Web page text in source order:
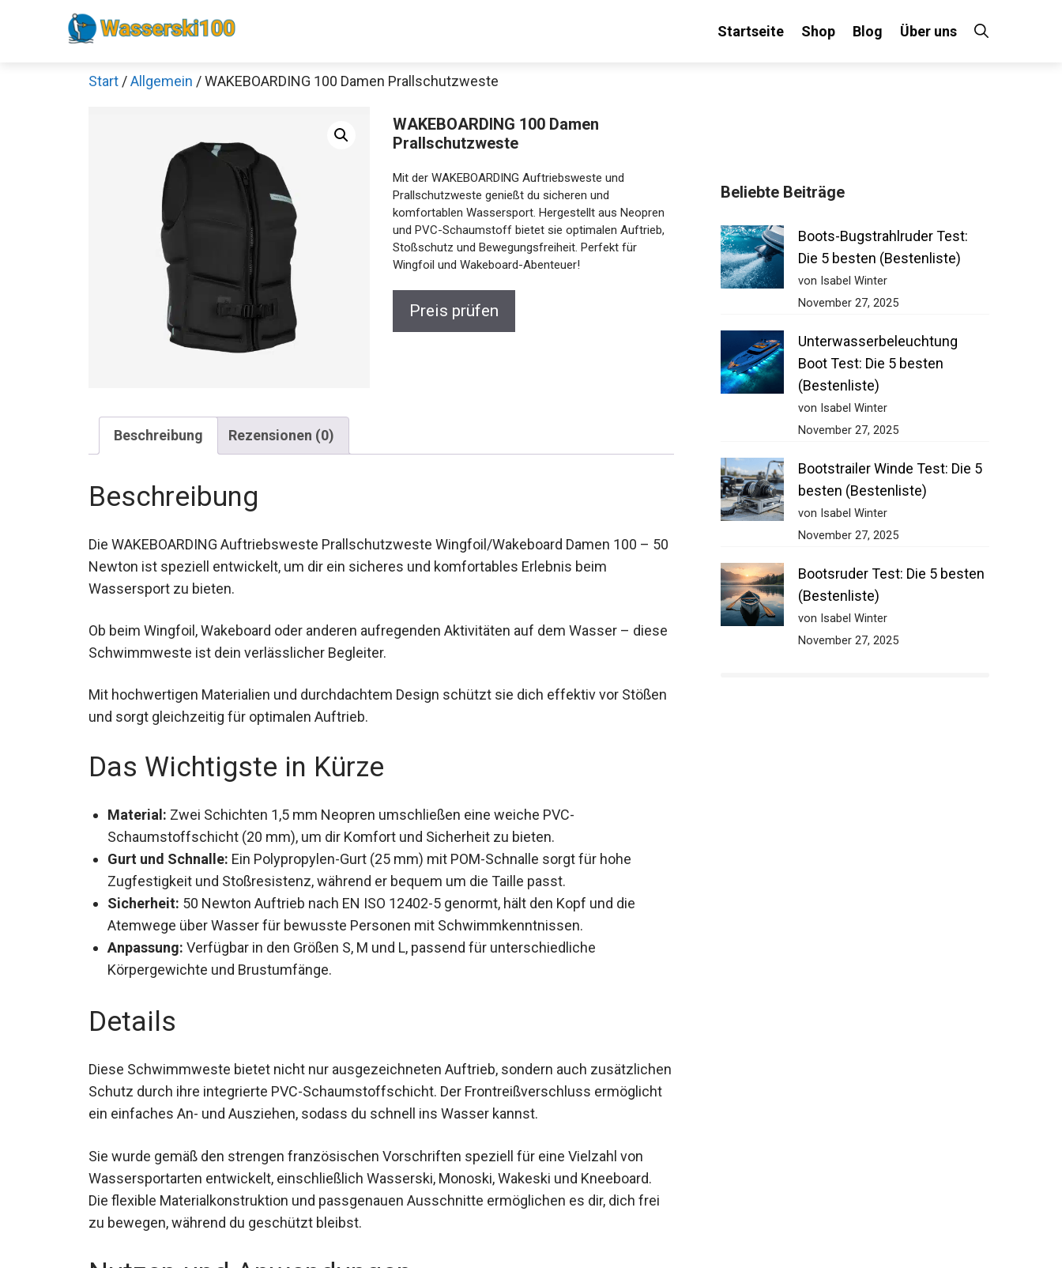
Startseite Shop Blog Über uns
Start /Allgemein / WAKEBOARDING 100 Damen Prallschutzweste
WAKEBOARDING 100 Damen
Prallschutzweste
Mit der WAKEBOARDING Auftriebsweste und
Prallschutzweste genießt du sicheren und
komfortablen Wassersport. Hergestellt aus Neopren
und PVC-Schaumstoff bietet sie optimalen Auftrieb,
Stoßschutz und Bewegungsfreiheit. Perfekt für
Wingfoil und Wakeboard-Abenteuer!
Preis prüfen
Beschreibung Rezensionen (0)
Beschreibung
Die WAKEBOARDING Auftriebsweste Prallschutzweste Wingfoil/Wakeboard Damen 100 – 50
Newton ist speziell entwickelt, um dir ein sicheres und komfortables Erlebnis beim
Wassersport zu bieten.
Ob beim Wingfoil, Wakeboard oder anderen aufregenden Aktivitäten auf dem Wasser – diese
Schwimmweste ist dein verlässlicher Begleiter.
Mit hochwertigen Materialien und durchdachtem Design schützt sie dich effektiv vor Stößen
und sorgt gleichzeitig für optimalen Auftrieb.
Das Wichtigste in Kürze
Material: Zwei Schichten 1,5 mm Neopren umschließen eine weiche PVC-
Schaumstoffschicht (20 mm), um dir Komfort und Sicherheit zu bieten.
Gurt und Schnalle: Ein Polypropylen-Gurt (25 mm) mit POM-Schnalle sorgt für hohe
Zugfestigkeit und Stoßresistenz, während er bequem um die Taille passt.
Sicherheit: 50 Newton Auftrieb nach EN ISO 12402-5 genormt, hält den Kopf und die
Atemwege über Wasser für bewusste Personen mit Schwimmkenntnissen.
Anpassung: Verfügbar in den Größen S, M und L, passend für unterschiedliche
Körpergewichte und Brustumfänge.
Details
Diese Schwimmweste bietet nicht nur ausgezeichneten Auftrieb, sondern auch zusätzlichen
Schutz durch ihre integrierte PVC-Schaumstoffschicht. Der Frontreißverschluss ermöglicht
ein einfaches An- und Ausziehen, sodass du schnell ins Wasser kannst.
Sie wurde gemäß den strengen französischen Vorschriften speziell für eine Vielzahl von
Wassersportarten entwickelt, einschließlich Wasserski, Monoski, Wakeski und Kneeboard.
Die flexible Materialkonstruktion und passgenauen Ausschnitte ermöglichen es dir, dich frei
zu bewegen, während du geschützt bleibst.
Beliebte Beiträge
Boots-Bugstrahlruder Test:
Die 5 besten (Bestenliste)
von Isabel Winter
November 27, 2025
Unterwasserbeleuchtung
Boot Test: Die 5 besten
(Bestenliste)
von Isabel Winter
November 27, 2025
Bootstrailer Winde Test: Die 5
besten (Bestenliste)
von Isabel Winter
November 27, 2025
Bootsruder Test: Die 5 besten
(Bestenliste)
von Isabel Winter
November 27, 2025